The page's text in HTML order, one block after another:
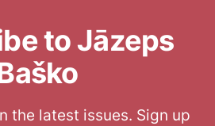
to Jāzeps
the latest issues. Sign up